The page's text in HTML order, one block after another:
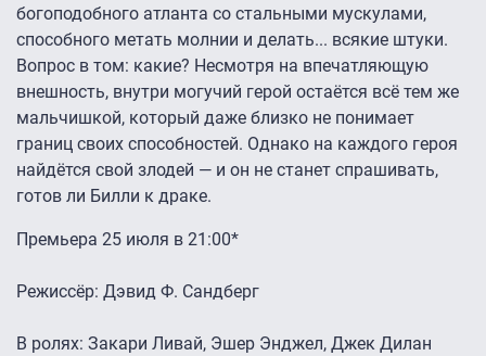
богоподобного атланта со стальными мускулами,
способного метать молнии и делать... всякие штуки.
Вопрос в том: какие? Несмотря на впечатляющую
внешность, внутри могучий герой остаётся всё тем же
мальчишкой, который даже близко не понимает
границ своих способностей. Однако на каждого героя
найдётся свой злодей — и он не станет спрашивать,
готов ли Билли к драке.
Премьера 25 июля в 21:00*
Режиссёр: Дэвид Ф. Сандберг
В ролях: Закари Ливай, Эшер Энджел, Джек Дилан